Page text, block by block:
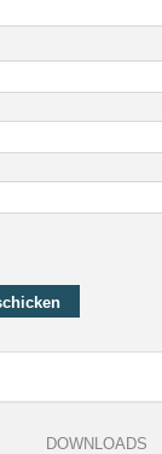
DOWNLOADS